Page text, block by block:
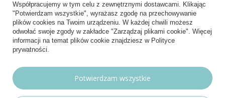
Wygodna dostawa
Możesz nam zaufać
Współpracujemy w tym celu z zewnętrznymi dostawcami. Klikając
"Potwierdzam wszystkie", wyrażasz zgodę na przechowywanie
plików cookies na Twoim urządzeniu. W każdej chwili możesz
odwołać swoje zgody w zakładce "Zarządzaj plikami cookie". Więcej
informacji na temat plików cookie znajdziesz w Polityce
prywatności.
Potwierdzam wszystkie